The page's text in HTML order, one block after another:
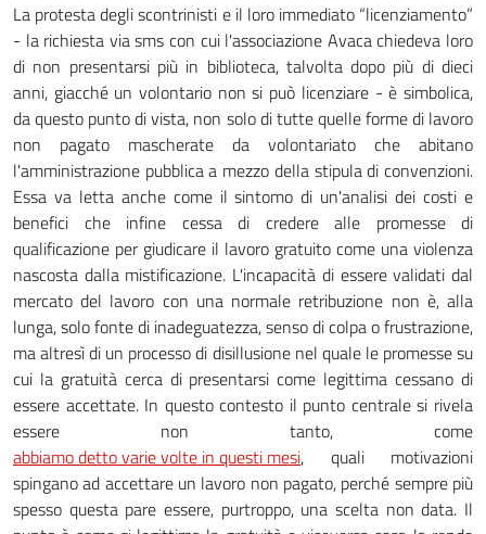
La protesta degli scontrinisti e il loro immediato “licenziamento”
- la richiesta via sms con cui l'associazione Avaca chiedeva loro
di non presentarsi più in biblioteca, talvolta dopo più di dieci
anni, giacché un volontario non si può licenziare - è simbolica,
da questo punto di vista, non solo di tutte quelle forme di lavoro
non pagato mascherate da volontariato che abitano
l'amministrazione pubblica a mezzo della stipula di convenzioni.
Essa va letta anche come il sintomo di un'analisi dei costi e
benefici che infine cessa di credere alle promesse di
qualificazione per giudicare il lavoro gratuito come una violenza
nascosta dalla mistificazione. L'incapacità di essere validati dal
mercato del lavoro con una normale retribuzione non è, alla
lunga, solo fonte di inadeguatezza, senso di colpa o frustrazione,
ma altresì di un processo di disillusione nel quale le promesse su
cui la gratuità cerca di presentarsi come legittima cessano di
essere accettate. In questo contesto il punto centrale si rivela
essere non tanto, come
abbiamo detto varie volte in questi mesi, quali motivazioni
spingano ad accettare un lavoro non pagato, perché sempre più
spesso questa pare essere, purtroppo, una scelta non data. Il